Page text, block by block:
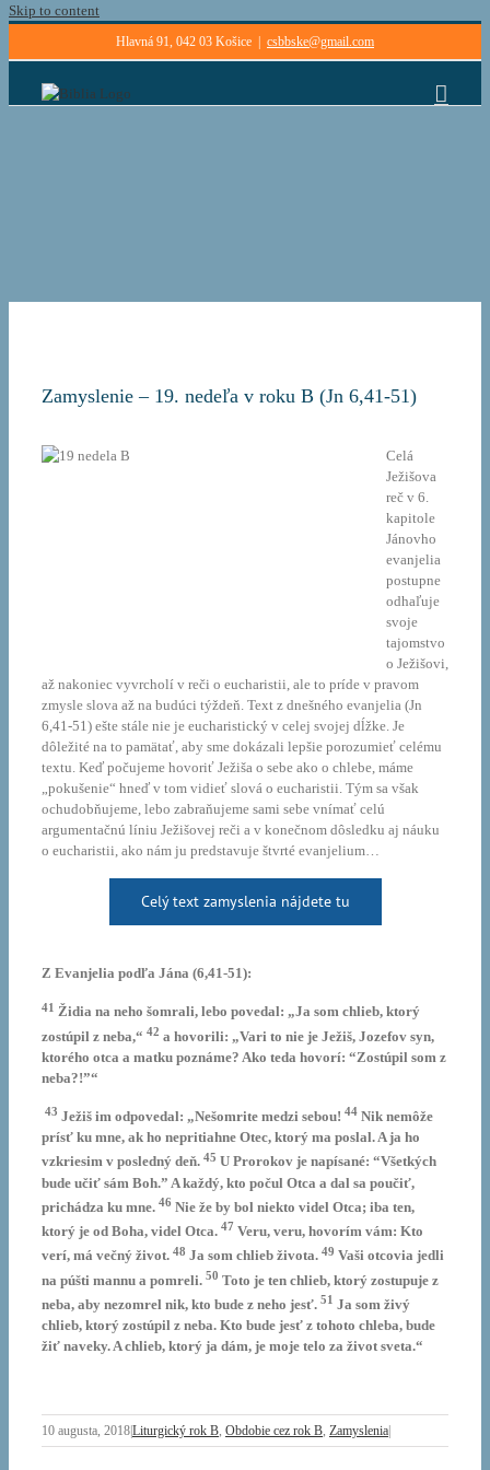
Skip to content
Hlavná 91, 042 03 Košice csbbske@gmail.com
Zamyslenie – 19. nedeľa v roku B (Jn 6,41-51)
Celá
Ježišova
reč v 6.
kapitole
Jánovho
evanjelia
postupne
odhaľuje
svoje
tajomstvo
o Ježišovi,
až nakoniec vyvrcholí v reči o eucharistii, ale to príde v pravom
zmysle slova až na budúci týždeň. Text z dnešného evanjelia (Jn
6,41-51) ešte stále nie je eucharistický v celej svojej dĺžke. Je
dôležité na to pamätať, aby sme dokázali lepšie porozumieť celému
textu. Keď počujeme hovoriť Ježiša o sebe ako o chlebe, máme
„pokušenie“ hneď v tom vidieť slová o eucharistii. Tým sa však
ochudobňujeme, lebo zabraňujeme sami sebe vnímať celú
argumentačnú líniu Ježišovej reči a v konečnom dôsledku aj náuku
o eucharistii, ako nám ju predstavuje štvrté evanjelium…
Celý text zamyslenia nájdete tu
Z Evanjelia podľa Jána (6,41-51):
41 Židia na neho šomrali, lebo povedal: „Ja som chlieb, ktorý
zostúpil z neba,“ 42 a hovorili: „Vari to nie je Ježiš, Jozefov syn,
ktorého otca a matku poznáme? Ako teda hovorí: “Zostúpil som z
neba?!”“
43 Ježiš im odpovedal: „Nešomrite medzi sebou! 44 Nik nemôže
prísť ku mne, ak ho nepritiahne Otec, ktorý ma poslal. A ja ho
vzkriesim v posledný deň. 45 U Prorokov je napísané: “Všetkých
bude učiť sám Boh.” A každý, kto počul Otca a dal sa poučiť,
prichádza ku mne. 46 Nie že by bol niekto videl Otca; iba ten,
ktorý je od Boha, videl Otca. 47 Veru, veru, hovorím vám: Kto
verí, má večný život. 48 Ja som chlieb života. 49 Vaši otcovia jedli
na púšti mannu a pomreli. 50 Toto je ten chlieb, ktorý zostupuje z
neba, aby nezomrel nik, kto bude z neho jesť. 51 Ja som živý
chlieb, ktorý zostúpil z neba. Kto bude jesť z tohoto chleba, bude
žiť naveky. A chlieb, ktorý ja dám, je moje telo za život sveta.“
10 augusta, 2018Liturgický rok B, Obdobie cez rok B, Zamyslenia